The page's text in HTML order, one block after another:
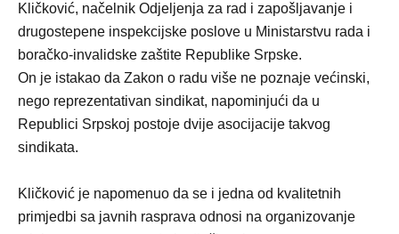
Kličković, načelnik Odjeljenja za rad i zapošljavanje i
drugostepene inspekcijske poslove u Ministarstvu rada i
boračko-invalidske zaštite Republike Srpske.
On je istakao da Zakon o radu više ne poznaje većinski,
nego reprezentativan sindikat, napominjući da u
Republici Srpskoj postoje dvije asocijacije takvog
sindikata.
Kličković je napomenuo da se i jedna od kvalitetnih
primjedbi sa javnih rasprava odnosi na organizovanje